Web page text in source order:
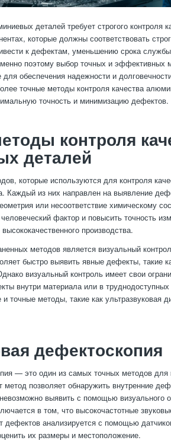
деталей требует строгого контроля
которые должны соответствовать
к дефектам, уменьшению срока
поэтому выбор точных и эффективных
для обеспечения надежности и
точные методы контроля качества
точность и минимизацию дефектов.
контроля
деталей
которые используются для контроля
Каждый из них направлен на выявление
или несоответствие химическому
фактор и повысить точность
производства.
методов является визуальный
быстро выявить явные дефекты, такие
визуальный контроль имеет свои
внутри материала или в
методы, такие как ультразвуковая
дефектоскопия
— это один из самых точных методов для
позволяет обнаружить внутренние
выявить с помощью визуального
в том, что высокочастотные
дефектов анализируется с помощью
их размеры и местоположение.